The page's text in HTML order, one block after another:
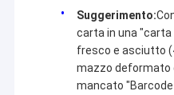
Suggerimento:
carta in una
fresco e asciutto
mazzo deformato
mancato